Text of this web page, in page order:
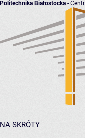
Politechnika Białostocka -
NA SKRÓTY